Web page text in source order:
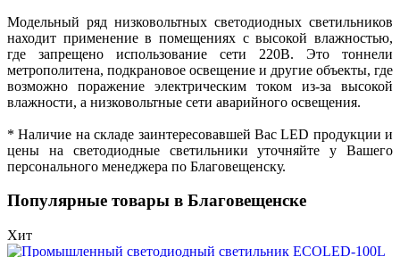
Модельный ряд низковольтных светодиодных светильников
находит применение в помещениях с высокой влажностью,
где запрещено использование сети 220В. Это тоннели
метрополитена, подкрановое освещение и другие объекты, где
возможно поражение электрическим током из-за высокой
влажности, а низковольтные сети аварийного освещения.
* Наличие на складе заинтересовавшей Вас LED продукции и
цены на светодиодные светильники уточняйте у Вашего
персонального менеджера по Благовещенску.
Популярные товары в Благовещенске
Хит